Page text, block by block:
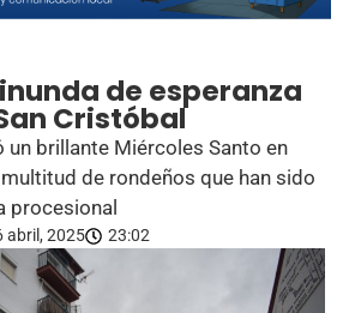
de esperanza
Cristóbal
un brillante Miércoles Santo en
de rondeños que han sido
procesional
abril, 2025 23:02